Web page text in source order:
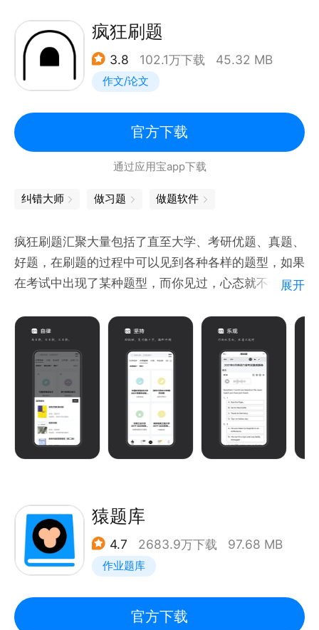
1. 练习模式
精选各类考试真题，包含解析，提供免费在线刷题，并
且有多种练习模式.
2. 在线考试
型和分数以及考试时间，高效的随机组卷进行考试模
拟，智能判分。
支持手动导题、人工导题、AI 快速导题、批量导题、
4.拍照搜题
精准搜题、拍照搜题、文字搜题，提供详细解题步骤、
考点延伸拓展。
疯狂刷题
3.8 102.1万下载 45.32 MB
作文/论文
官方下载
通过应用宝app下载
纠错大师 做习题 做题软件
疯狂刷题汇聚大量包括了直至大学、考研优题、真题、
好题，在刷题的过程中可以见到各种各样的题型，如果
在考试中出现了某种题型，而你见过，心态就不一样，
点串联，助你考试无忧。
展开
猿题库
4.7 2683.9万下载 97.68 MB
作业题库
官方下载